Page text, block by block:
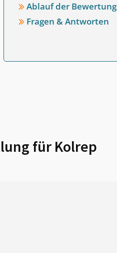
Ablauf der Bewertung
Fragen & Antworten
für Kolrep